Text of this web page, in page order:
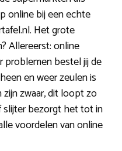
online bij een echte
Het grote
Allereerst: online
problemen bestel jij de
en weer zeulen is
zijn zwaar, dit loopt zo
slijter bezorgt het tot in
voordelen van online